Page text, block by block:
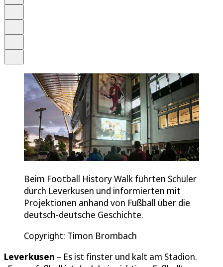
Beim Football History Walk führten Schüler
durch Leverkusen und informierten mit
Projektionen anhand von Fußball über die
deutsch-deutsche Geschichte.
Copyright: Timon Brombach
Leverkusen – Es ist finster und kalt am Stadion.